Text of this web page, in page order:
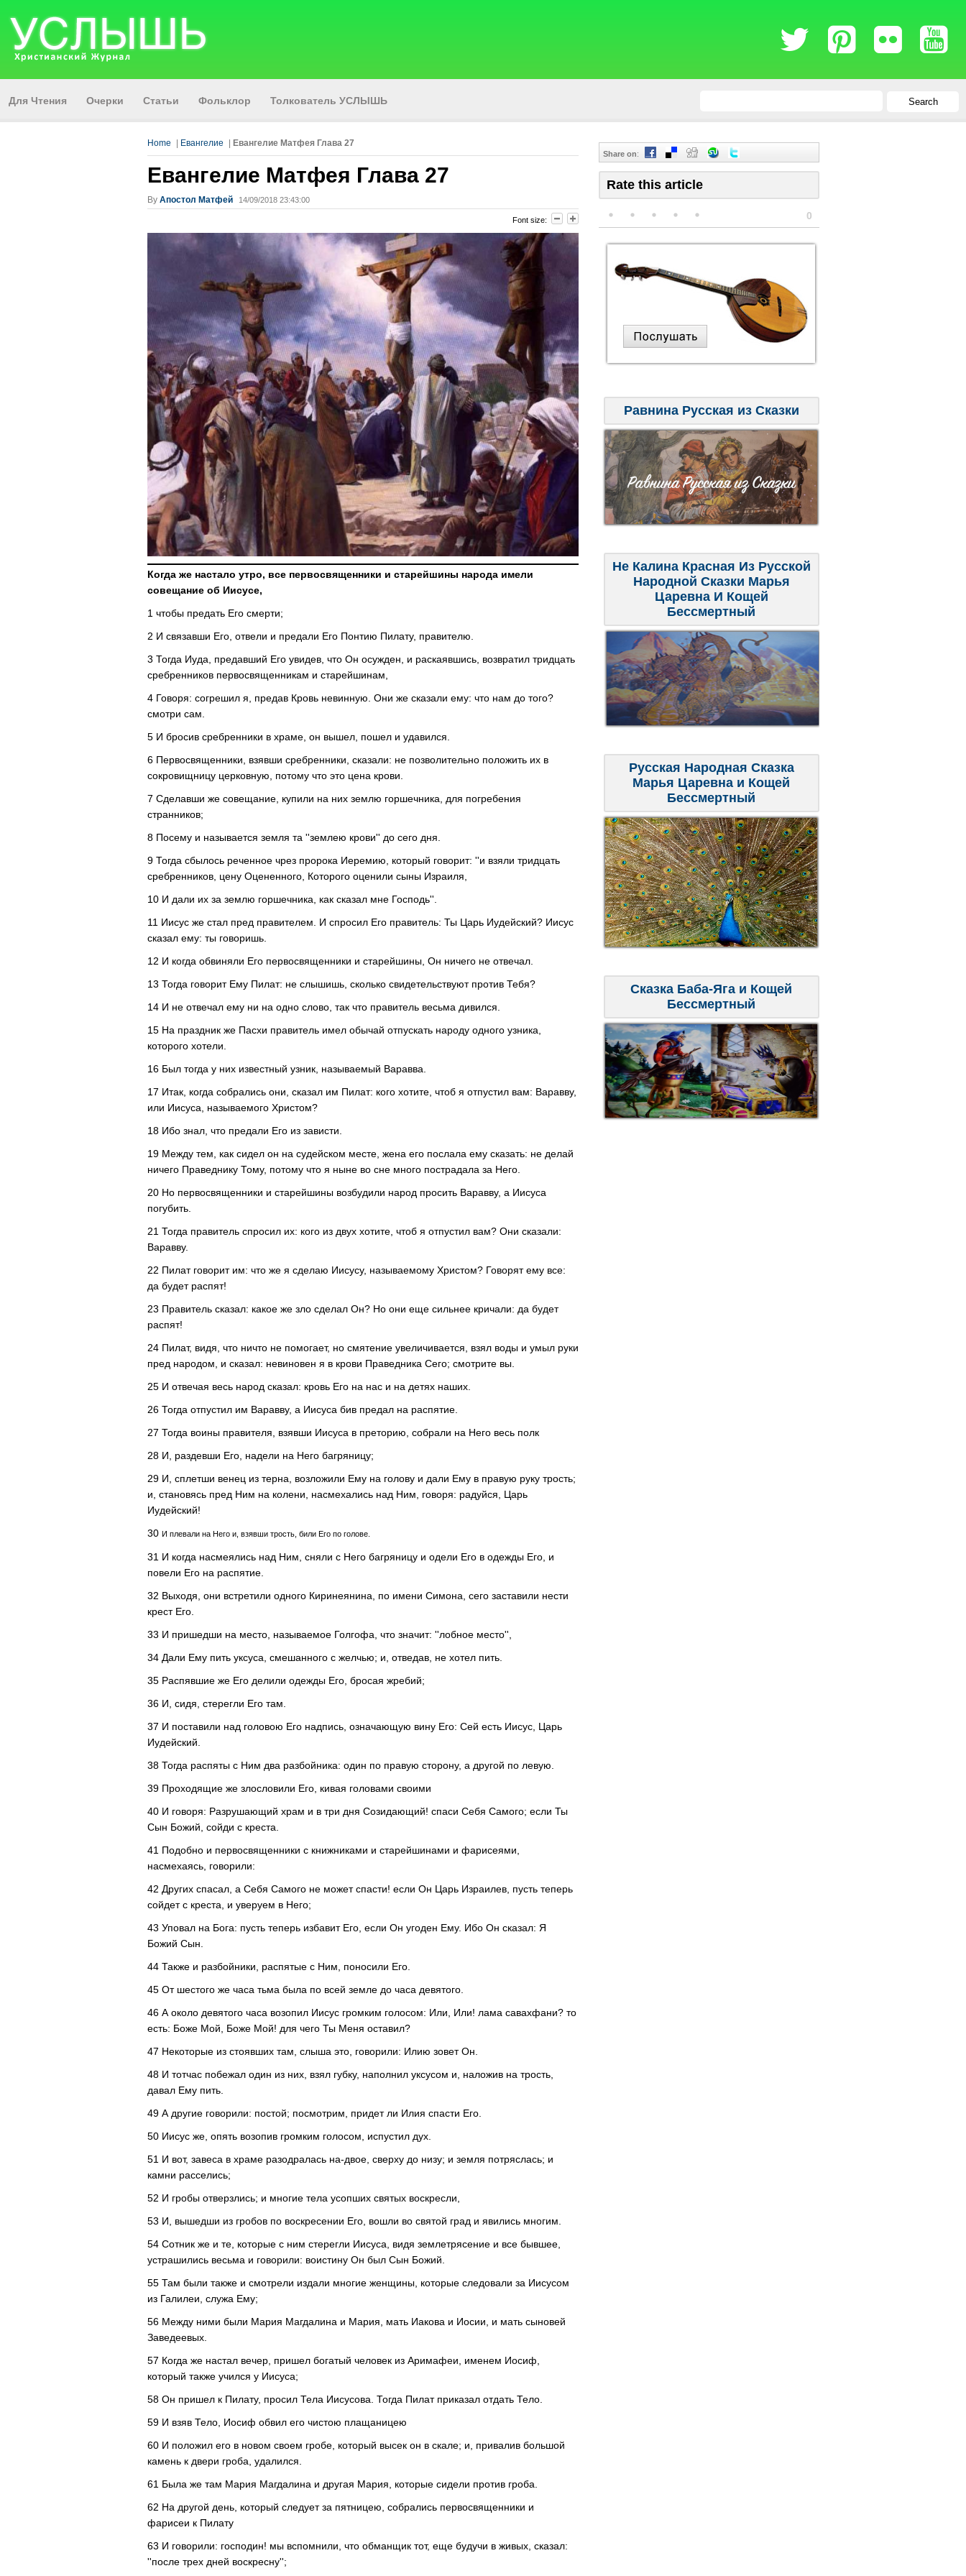
Для Чтения Очерки Статьи Фольклор Толкователь УСЛЫШЬ Search
Home Евангелие Евангелие Матфея Глава 27
Евангелие Матфея Глава 27
By Апостол Матфей 14/09/2018 23:43:00
Font size:
Когда же настало утро, все первосвященники и старейшины народа имели
совещание об Иисусе,
1 чтобы предать Его смерти;
2 И связавши Его, отвели и предали Его Понтию Пилату, правителю.
3 Тогда Иуда, предавший Его увидев, что Он осужден, и раскаявшись, возвратил тридцать
сребренников первосвященникам и старейшинам,
4 Говоря: согрешил я, предав Кровь невинную. Они же сказали ему: что нам до того?
смотри сам.
5 И бросив сребренники в храме, он вышел, пошел и удавился.
6 Первосвященники, взявши сребренники, сказали: не позволительно положить их в
сокровищницу церковную, потому что это цена крови.
7 Сделавши же совещание, купили на них землю горшечника, для погребения
странников;
8 Посему и называется земля та ''землею крови'' до сего дня.
9 Тогда сбылось реченное чрез пророка Иеремию, который говорит: ''и взяли тридцать
сребренников, цену Оцененного, Которого оценили сыны Израиля,
10 И дали их за землю горшечника, как сказал мне Господь''.
11 Иисус же стал пред правителем. И спросил Его правитель: Ты Царь Иудейский? Иисус
сказал ему: ты говоришь.
12 И когда обвиняли Его первосвященники и старейшины, Он ничего не отвечал.
13 Тогда говорит Ему Пилат: не слышишь, сколько свидетельствуют против Тебя?
14 И не отвечал ему ни на одно слово, так что правитель весьма дивился.
15 На праздник же Пасхи правитель имел обычай отпускать народу одного узника,
которого хотели.
16 Был тогда у них известный узник, называемый Варавва.
17 Итак, когда собрались они, сказал им Пилат: кого хотите, чтоб я отпустил вам: Варавву,
или Иисуса, называемого Христом?
18 Ибо знал, что предали Его из зависти.
19 Между тем, как сидел он на судейском месте, жена его послала ему сказать: не делай
ничего Праведнику Тому, потому что я ныне во сне много пострадала за Него.
20 Но первосвященники и старейшины возбудили народ просить Варавву, а Иисуса
погубить.
21 Тогда правитель спросил их: кого из двух хотите, чтоб я отпустил вам? Они сказали:
Варавву.
22 Пилат говорит им: что же я сделаю Иисусу, называемому Христом? Говорят ему все:
да будет распят!
23 Правитель сказал: какое же зло сделал Он? Но они еще сильнее кричали: да будет
распят!
24 Пилат, видя, что ничто не помогает, но смятение увеличивается, взял воды и умыл руки
пред народом, и сказал: невиновен я в крови Праведника Сего; смотрите вы.
25 И отвечая весь народ сказал: кровь Его на нас и на детях наших.
26 Тогда отпустил им Варавву, а Иисуса бив предал на распятие.
27 Тогда воины правителя, взявши Иисуса в преторию, собрали на Него весь полк
28 И, раздевши Его, надели на Него багряницу;
29 И, сплетши венец из терна, возложили Ему на голову и дали Ему в правую руку трость;
и, становясь пред Ним на колени, насмехались над Ним, говоря: радуйся, Царь
Иудейский!
30 И плевали на Него и, взявши трость, били Его по голове.
31 И когда насмеялись над Ним, сняли с Него багряницу и одели Его в одежды Его, и
повели Его на распятие.
32 Выходя, они встретили одного Киринеянина, по имени Симона, сего заставили нести
крест Его.
33 И пришедши на место, называемое Голгофа, что значит: ''лобное место'',
34 Дали Ему пить уксуса, смешанного с желчью; и, отведав, не хотел пить.
35 Распявшие же Его делили одежды Его, бросая жребий;
36 И, сидя, стерегли Его там.
37 И поставили над головою Его надпись, означающую вину Его: Сей есть Иисус, Царь
Иудейский.
38 Тогда распяты с Ним два разбойника: один по правую сторону, а другой по левую.
39 Проходящие же злословили Его, кивая головами своими
40 И говоря: Разрушающий храм и в три дня Созидающий! спаси Себя Самого; если Ты
Сын Божий, сойди с креста.
41 Подобно и первосвященники с книжниками и старейшинами и фарисеями,
насмехаясь, говорили:
42 Других спасал, а Себя Самого не может спасти! если Он Царь Израилев, пусть теперь
сойдет с креста, и уверуем в Него;
43 Уповал на Бога: пусть теперь избавит Его, если Он угоден Ему. Ибо Он сказал: Я
Божий Сын.
44 Также и разбойники, распятые с Ним, поносили Его.
45 От шестого же часа тьма была по всей земле до часа девятого.
46 А около девятого часа возопил Иисус громким голосом: Или, Или! лама савахфани? то
есть: Боже Мой, Боже Мой! для чего Ты Меня оставил?
47 Некоторые из стоявших там, слыша это, говорили: Илию зовет Он.
48 И тотчас побежал один из них, взял губку, наполнил уксусом и, наложив на трость,
давал Ему пить.
49 А другие говорили: постой; посмотрим, придет ли Илия спасти Его.
50 Иисус же, опять возопив громким голосом, испустил дух.
51 И вот, завеса в храме разодралась на-двое, сверху до низу; и земля потряслась; и
камни расселись;
52 И гробы отверзлись; и многие тела усопших святых воскресли,
53 И, вышедши из гробов по воскресении Его, вошли во святой град и явились многим.
54 Сотник же и те, которые с ним стерегли Иисуса, видя землетрясение и все бывшее,
устрашились весьма и говорили: воистину Он был Сын Божий.
55 Там были также и смотрели издали многие женщины, которые следовали за Иисусом
из Галилеи, служа Ему;
56 Между ними были Мария Магдалина и Мария, мать Иакова и Иосии, и мать сыновей
Заведеевых.
57 Когда же настал вечер, пришел богатый человек из Аримафеи, именем Иосиф,
который также учился у Иисуса;
58 Он пришел к Пилату, просил Тела Иисусова. Тогда Пилат приказал отдать Тело.
59 И взяв Тело, Иосиф обвил его чистою плащаницею
60 И положил его в новом своем гробе, который высек он в скале; и, привалив большой
камень к двери гроба, удалился.
61 Была же там Мария Магдалина и другая Мария, которые сидели против гроба.
62 На другой день, который следует за пятницею, собрались первосвященники и
фарисеи к Пилату
63 И говорили: господин! мы вспомнили, что обманщик тот, еще будучи в живых, сказал:
''после трех дней воскресну'';
Share on:
Rate this article
0
Равнина Русская из Сказки
Не Калина Красная Из Русской
Народной Сказки Марья
Царевна И Кощей
Бессмертный
Русская Народная Сказка
Марья Царевна и Кощей
Бессмертный
Сказка Баба-Яга и Кощей
Бессмертный